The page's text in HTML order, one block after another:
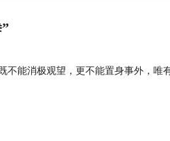
不能消极观望，更不能置身事外，唯